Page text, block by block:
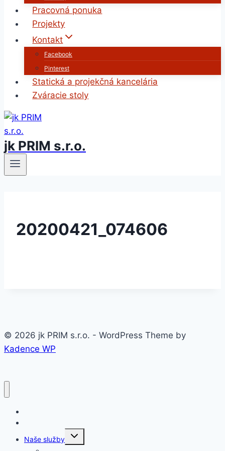
Pracovná ponuka
Projekty
Kontakt
Facebook
Pinterest
Statická a projekčná kancelária
Zváracie stoly
jk PRIM s.r.o.
20200421_074606
© 2026 jk PRIM s.r.o. - WordPress Theme by
Kadence WP
Naše služby
Toggle
child